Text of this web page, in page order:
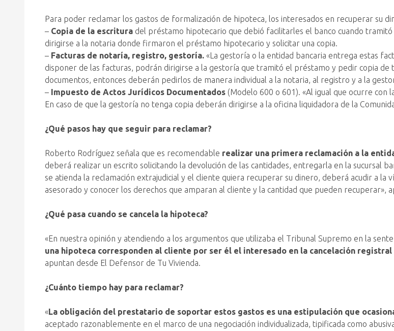
Para poder reclamar los gastos de formalización de hipoteca, los interesados en recuperar su
– Copia de la escritura del préstamo hipotecario que debió facilitarles el banco cuando
dirigirse a la notaria donde firmaron el préstamo hipotecario y solicitar una copia.
– Facturas de notaría, registro, gestoría. «La gestoría o la entidad bancaria entrega estas
disponer de las facturas, podrán dirigirse a la gestoría que tramitó el préstamo y pedir copia de
documentos, entonces deberán pedirlos de manera individual a la notaria, al registro y a la
– Impuesto de Actos Jurídicos Documentados (Modelo 600 o 601). «Al igual que ocurre
En caso de que la gestoría no tenga copia deberán dirigirse a la oficina liquidadora de la
¿Qué pasos hay que seguir para reclamar?
Roberto Rodríguez señala que es recomendable realizar una primera reclamación a la
deberá realizar un escrito solicitando la devolución de las cantidades, entregarla en la sucursal
se atienda la reclamación extrajudicial y el cliente quiera recuperar su dinero, deberá acudir a la
asesorado y conocer los derechos que amparan al cliente y la cantidad que pueden recuperar»,
¿Qué pasa cuando se cancela la hipoteca?
«En nuestra opinión y atendiendo a los argumentos que utilizaba el Tribunal Supremo en la
una hipoteca corresponden al cliente por ser él el interesado en la cancelación
apuntan desde El Defensor de Tu Vivienda.
¿Cuánto tiempo hay para reclamar?
«La obligación del prestatario de soportar estos gastos es una estipulación que
aceptado razonablemente en el marco de una negociación individualizada, tipificada como